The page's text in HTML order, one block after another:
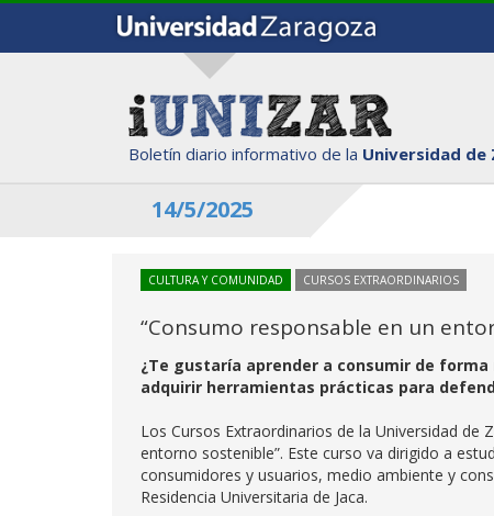
Boletín diario informativo de la Universidad de
14/5/2025
CULTURA Y COMUNIDAD CURSOS EXTRAORDINARIOS
“Consumo responsable en un
¿Te gustaría aprender a consumir de
adquirir herramientas prácticas para
Los Cursos Extraordinarios de la Universidad de
entorno sostenible”. Este curso va dirigido a
consumidores y usuarios, medio ambiente y
Residencia Universitaria de Jaca.